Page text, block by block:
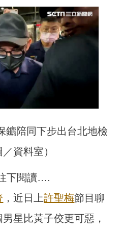
鑣陪同下步出台北地檢
資料室）
下閱讀….
，近日上許聖梅節目聊
星比黃子佼更可惡，